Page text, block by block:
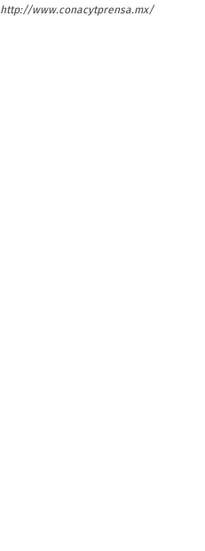
http://www.conacytprensa.mx/